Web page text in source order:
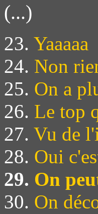
(...)
23. Yaaaaa
24. Non
25. On a
26. Le top
27. Vu de
28. Oui
29. On
30. On